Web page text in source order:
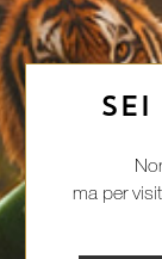
SEI
ma per